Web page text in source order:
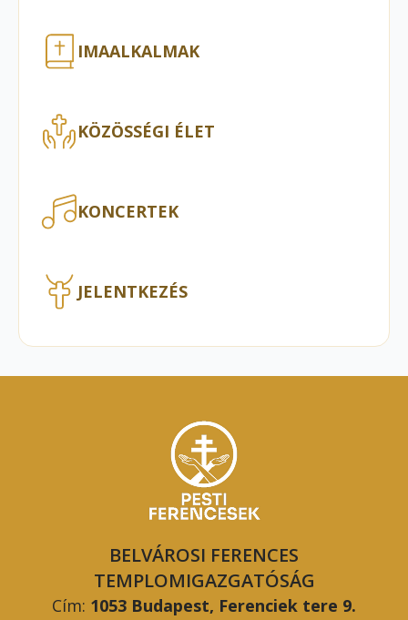
IMAALKALMAK
KÖZÖSSÉGI ÉLET
KONCERTEK
JELENTKEZÉS
BELVÁROSI FERENCES
TEMPLOMIGAZGATÓSÁG
Cím: 1053 Budapest, Ferenciek tere 9.